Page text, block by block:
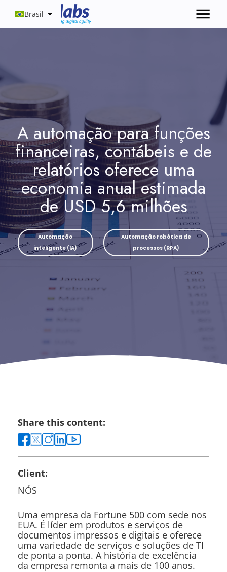
Brasil
A automação para funções
financeiras, contábeis e de
relatórios oferece uma
economia anual estimada
de USD 5,6 milhões
Automação
inteligente (IA)
Automação robótica de
processos (RPA)
Share this content:
Client:
NÓS
Uma empresa da Fortune 500 com sede nos
EUA. É líder em produtos e serviços de
documentos impressos e digitais e oferece
uma variedade de serviços e soluções de TI
de ponta a ponta. A história de excelência
da empresa remonta a mais de 100 anos.